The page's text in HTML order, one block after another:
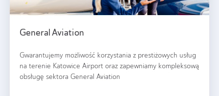
General Aviation
Gwarantujemy możliwość korzystania z prestiżowych usług
na terenie Katowice Airport oraz zapewniamy kompleksową
obsługę sektora General Aviation